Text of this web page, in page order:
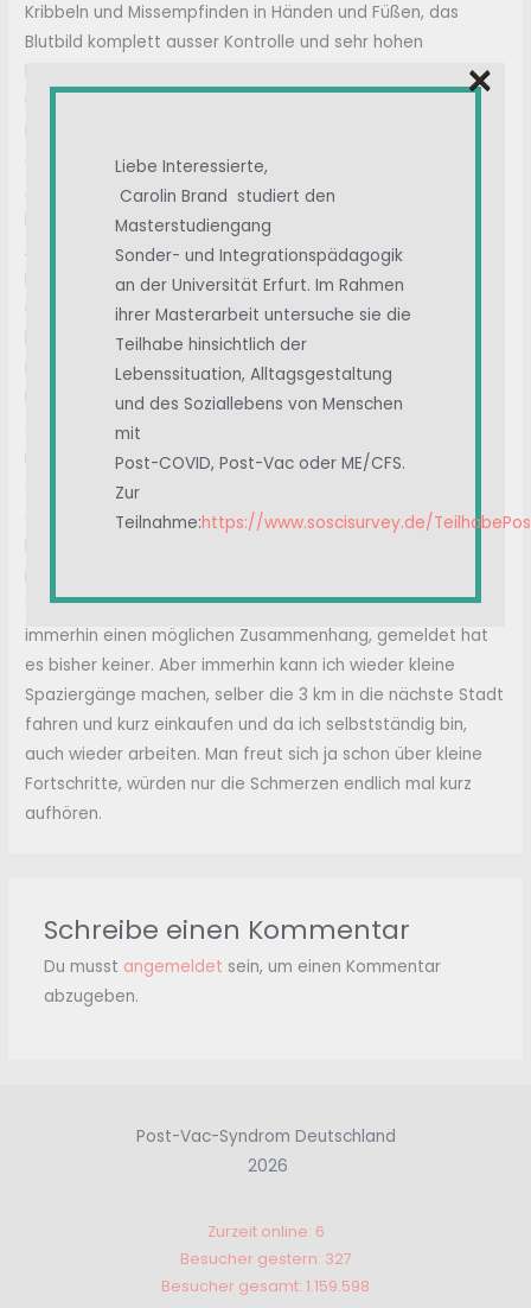
Kribbeln und Missempfinden in Händen und Füßen, das
Blutbild komplett ausser Kontrolle und sehr hohen
Entzündungswerte, Harnwegsinfekt, Schlaflosigkeit, innere
Unruhe, Bluthochdruck und rasender Puls.
Dann kam endlich der Rheumatologentermin, da ich bis
dahin keine Medikamente bekommen durfte, außer das
Antiobiotika gegen den Harnweginfekt, habe ich diesen
herbei gesehnt. Der meinte, ich hätte jetzt rheumatoide
Arthritis, die durchaus durch die Impfung getriggert sein
könnte. Ich müsste aber dringend mein Blut weiter
untersuchen lassen, da da noch was anderes mitspielen
könnte. Das bedeutet, dass ich letzte Woche bei einer
Hämatologin-Onkologin vorsprechen musste, da meine
Blutwerte (rote und weiße Blutkörperchen, Blutblättchen)
entweder viel zu niedrig oder zu hoch sind. Seit dem habe
ich Angst, weil dies auch Krankheiten des Knochenmarks
sein können, die alle nicht schön sind. Ich hoffe noch auf
das Beste. Leider musste ich nach 4 Wochen auch das
Rheumamittel wieder absetzen, da mein Körper es im
Moment einfach nicht vertragen hat. So sind die
Schmerzen wieder etwas stärker. Meine Ärzte sehen
immerhin einen möglichen Zusammenhang, gemeldet hat
es bisher keiner. Aber immerhin kann ich wieder kleine
Spaziergänge machen, selber die 3 km in die nächste Stadt
fahren und kurz einkaufen und da ich selbstständig bin,
auch wieder arbeiten. Man freut sich ja schon über kleine
Fortschritte, würden nur die Schmerzen endlich mal kurz
aufhören.
Schreibe einen Kommentar
Du musst angemeldet sein, um einen Kommentar
abzugeben.
Post-Vac-Syndrom Deutschland
2026
Zurzeit online: 6
Besucher gestern: 327
Besucher gesamt: 1.159.598
Liebe Interessierte,
Carolin Brand studiert den
Masterstudiengang
Sonder- und Integrationspädagogik
an der Universität Erfurt. Im Rahmen
ihrer Masterarbeit untersuche sie die
Teilhabe hinsichtlich der
Lebenssituation, Alltagsgestaltung
und des Soziallebens von Menschen
mit
Post-COVID, Post-Vac oder ME/CFS.
Zur
Teilnahme:https://www.soscisurvey.de/
×